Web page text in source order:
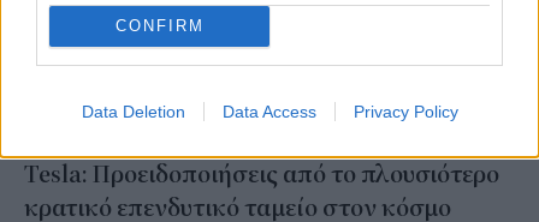
CONFIRM
Data Deletion Data Access Privacy Policy
Tesla: Προειδοποιήσεις από το πλουσιότερο
κρατικό επενδυτικό ταμείο στον κόσμο